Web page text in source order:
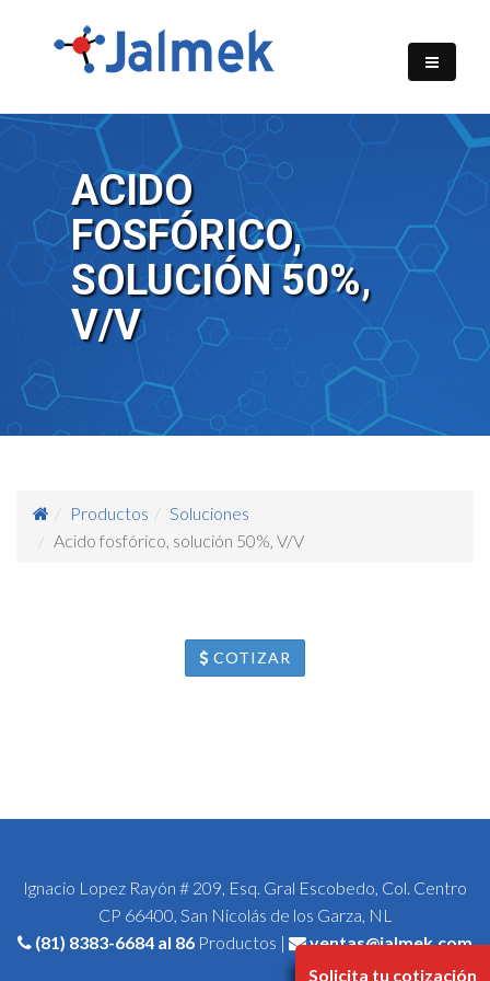
Solicita tu cotización
ACIDO
FOSFÓRICO,
SOLUCIÓN 50%,
V/V
Productos
Soluciones
Acido fosfórico, solución 50%, V/V
COTIZAR
Ignacio Lopez Rayón # 209, Esq. Gral Escobedo, Col. Centro
CP 66400, San Nicolás de los Garza, NL
(81) 8383-6684 al 86 Productos | ventas@jalmek.com